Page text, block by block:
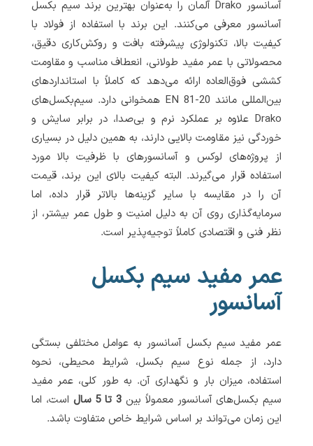
آسانسور Drako آلمان را به‌عنوان بهترین برند سیم بکسل
آسانسور معرفی می‌کنند. این برند با استفاده از فولاد با
کیفیت بالا، تکنولوژی پیشرفته بافت و روکش‌کاری دقیق،
محصولاتی با عمر مفید طولانی، انعطاف مناسب و مقاومت
کششی فوق‌العاده ارائه می‌دهد که کاملاً با استانداردهای
بین‌المللی مانند EN 81-20 همخوانی دارد. سیم‌بکسل‌های
Drako علاوه بر عملکرد نرم و بی‌صدا، در برابر سایش و
خوردگی نیز مقاومت بالایی دارند، به همین دلیل در بسیاری
از پروژه‌های لوکس و آسانسورهای با ظرفیت بالا مورد
استفاده قرار می‌گیرند. البته کیفیت بالای این برند، قیمت
آن را در مقایسه با سایر گزینه‌ها بالاتر قرار داده، اما
سرمایه‌گذاری روی آن به دلیل امنیت و طول عمر بیشتر، از
نظر فنی و اقتصادی کاملاً توجیه‌پذیر است.
عمر مفید سیم بکسل
آسانسور
عمر مفید سیم بکسل آسانسور به عوامل مختلفی بستگی
دارد، از جمله نوع سیم بکسل، شرایط محیطی، نحوه
استفاده، میزان بار و نگهداری آن. به طور کلی، عمر مفید
سیم بکسل‌های آسانسور معمولاً بین 3 تا 5 سال
است، اما
این زمان می‌تواند بر اساس شرایط خاص متفاوت باشد.